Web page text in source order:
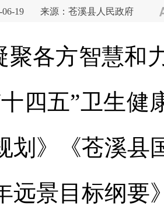
19 来源：苍溪县人民政府
聚各方智慧和
十四五”卫生健
划》《苍溪县
远景目标纲要